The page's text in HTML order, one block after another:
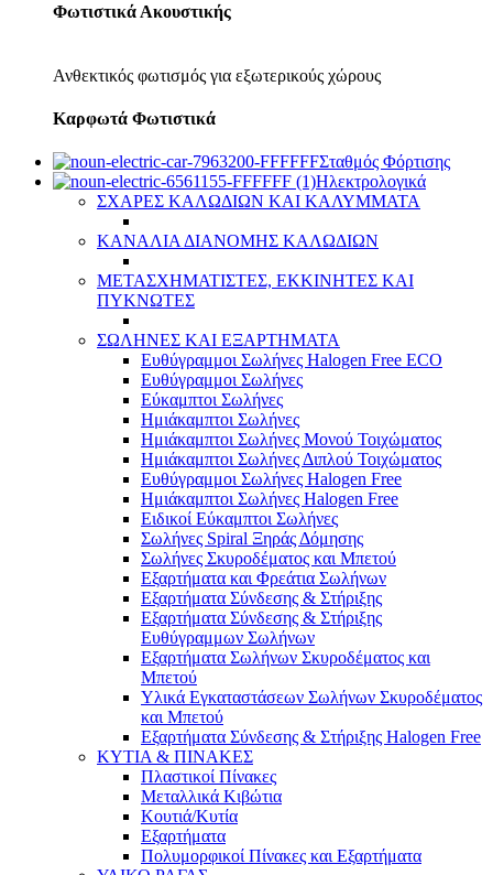
Φωτιστικά Ακουστικής
Ανθεκτικός φωτισμός για εξωτερικούς χώρους
Καρφωτά Φωτιστικά
Σταθμός Φόρτισης
Ηλεκτρολογικά
ΣΧΑΡΕΣ ΚΑΛΩΔΙΩΝ ΚΑΙ ΚΑΛΥΜΜΑΤΑ
ΚΑΝΑΛΙΑ ΔΙΑΝΟΜΗΣ ΚΑΛΩΔΙΩΝ
ΜΕΤΑΣΧΗΜΑΤΙΣΤΕΣ, ΕΚΚΙΝΗΤΕΣ ΚΑΙ
ΠΥΚΝΩΤΕΣ
ΣΩΛΗΝΕΣ ΚΑΙ ΕΞΑΡΤΗΜΑΤΑ
Ευθύγραμμοι Σωλήνες Halogen Free ECO
Ευθύγραμμοι Σωλήνες
Εύκαμπτοι Σωλήνες
Ημιάκαμπτοι Σωλήνες
Ημιάκαμπτοι Σωλήνες Μονού Τοιχώματος
Ημιάκαμπτοι Σωλήνες Διπλού Τοιχώματος
Ευθύγραμμοι Σωλήνες Halogen Free
Ημιάκαμπτοι Σωλήνες Halogen Free
Ειδικοί Εύκαμπτοι Σωλήνες
Σωλήνες Spiral Ξηράς Δόμησης
Σωλήνες Σκυροδέματος και Μπετού
Εξαρτήματα και Φρεάτια Σωλήνων
Εξαρτήματα Σύνδεσης & Στήριξης
Εξαρτήματα Σύνδεσης & Στήριξης
Ευθύγραμμων Σωλήνων
Εξαρτήματα Σωλήνων Σκυροδέματος και
Μπετού
Υλικά Εγκαταστάσεων Σωλήνων Σκυροδέματος
και Μπετού
Εξαρτήματα Σύνδεσης & Στήριξης Halogen Free
ΚΥΤΙΑ & ΠΙΝΑΚΕΣ
Πλαστικοί Πίνακες
Μεταλλικά Κιβώτια
Κουτιά/Κυτία
Εξαρτήματα
Πολυμορφικοί Πίνακες και Εξαρτήματα